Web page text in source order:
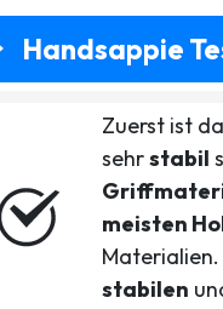
Handsappie
Zuerst ist
sehrstabil
meisten
stabilen